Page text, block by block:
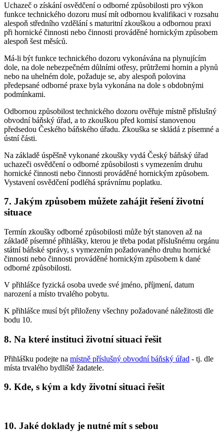
Uchazeč o získání osvědčení o odborné způsobilosti pro výkon
funkce technického dozoru musí mít odbornou kvalifikaci v rozsahu
alespoň středního vzdělání s maturitní zkouškou a odbornou praxi
při hornické činnosti nebo činnosti prováděné hornickým způsobem
alespoň šest měsíců.
Má-li být funkce technického dozoru vykonávána na plynujícím
dole, na dole nebezpečném důlními otřesy, průtržemi hornin a plynů
nebo na uhelném dole, požaduje se, aby alespoň polovina
předepsané odborné praxe byla vykonána na dole s obdobnými
podmínkami.
Odbornou způsobilost technického dozoru ověřuje místně příslušný
obvodní báňský úřad, a to zkouškou před komisí stanovenou
předsedou Českého báňského úřadu. Zkouška se skládá z písemné a
ústní části.
Na základě úspěšně vykonané zkoušky vydá Český báňský úřad
uchazeči osvědčení o odborné způsobilosti s vymezením druhu
hornické činnosti nebo činnosti prováděné hornickým způsobem.
Vystavení osvědčení podléhá správnímu poplatku.
7. Jakým způsobem můžete zahájit řešení životní
situace
Termín zkoušky odborné způsobilosti může být stanoven až na
základě písemné přihlášky, kterou je třeba podat příslušnému orgánu
státní báňské správy, s vymezením požadovaného druhu hornické
činnosti nebo činnosti prováděné hornickým způsobem k dané
odborné způsobilosti.
V přihlášce fyzická osoba uvede své jméno, příjmení, datum
narození a místo trvalého pobytu.
K přihlášce musí být přiloženy všechny požadované náležitosti dle
bodu 10.
8. Na které instituci životní situaci řešit
Přihlášku podejte na místně příslušný obvodní báňský úřad - tj. dle
místa trvalého bydliště žadatele.
9. Kde, s kým a kdy životní situaci řešit
10. Jaké doklady je nutné mít s sebou